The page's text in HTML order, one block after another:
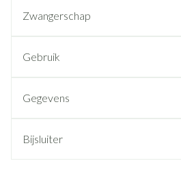
Zwangerschap
Gebruik
Gegevens
Bijsluiter